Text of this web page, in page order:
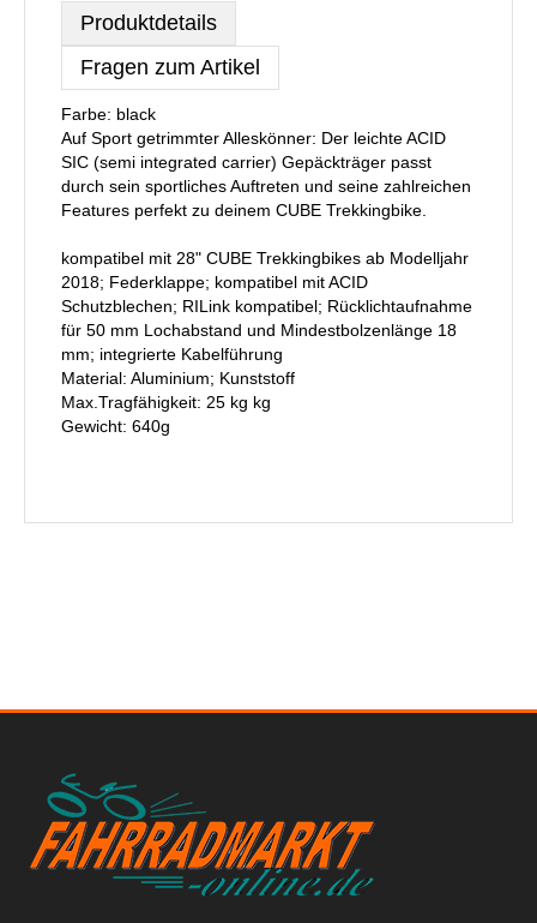
Produktdetails
Fragen zum Artikel
Farbe: black
Auf Sport getrimmter Alleskönner: Der leichte ACID
SIC (semi integrated carrier) Gepäckträger passt
durch sein sportliches Auftreten und seine zahlreichen
Features perfekt zu deinem CUBE Trekkingbike.
kompatibel mit 28" CUBE Trekkingbikes ab Modelljahr
2018; Federklappe; kompatibel mit ACID
Schutzblechen; RILink kompatibel; Rücklichtaufnahme
für 50 mm Lochabstand und Mindestbolzenlänge 18
mm; integrierte Kabelführung
Material: Aluminium; Kunststoff
Max.Tragfähigkeit: 25 kg kg
Gewicht: 640g